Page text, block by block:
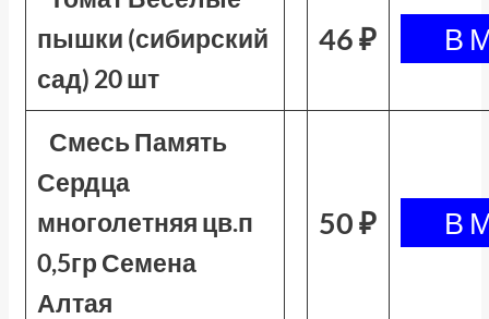
пышки (сибирский
сад) 20 шт
46 ₽
Смесь Память
Сердца
многолетняя цв.п
0,5гр Семена
Алтая
50 ₽